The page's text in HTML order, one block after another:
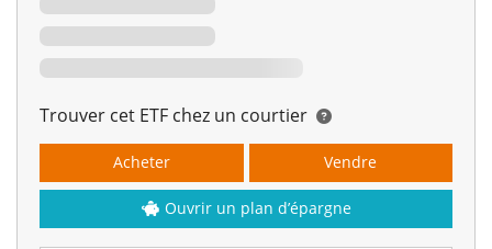
Trouver cet ETF chez un courtier
Acheter Vendre
Ouvrir un plan d’épargne